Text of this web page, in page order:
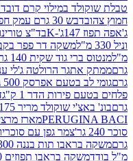
קרם דובדבן 86 גרם
דבש 30 גרם עמק חפר
טרולי בורגר
בד"צ טורינו טנטיישן חלב
משקה דר פפר בקבוק 450מ"ל
גוד שקית 140 גרם
הרולטה ג'לי ענק 90 גרם
אפרסק 500 גרם
לקריץ
הדר 1 ק"ג
שוקולד מריר 175ג'
מארז מרציפן ללא תוספת
תות בננה 300 מ"ל בודד
בראבו תפוזים 300 מ"ל בודד